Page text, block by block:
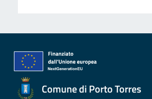
Comune di Porto Torres